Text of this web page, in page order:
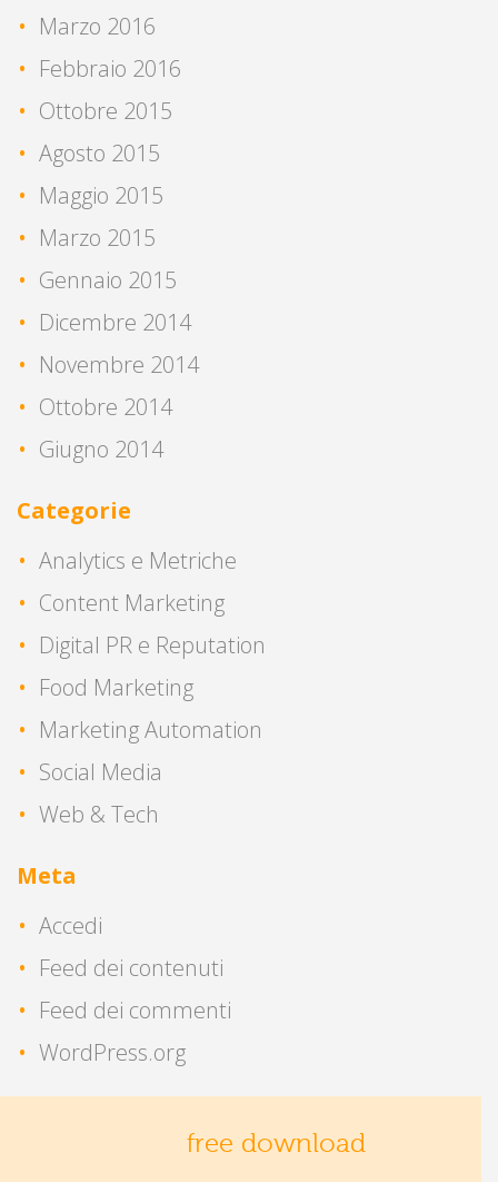
Marzo 2016
Febbraio 2016
Ottobre 2015
Agosto 2015
Maggio 2015
Marzo 2015
Gennaio 2015
Dicembre 2014
Novembre 2014
Ottobre 2014
Giugno 2014
Categorie
Analytics e Metriche
Content Marketing
Digital PR e Reputation
Food Marketing
Marketing Automation
Social Media
Web & Tech
Meta
Accedi
Feed dei contenuti
Feed dei commenti
WordPress.org
free download